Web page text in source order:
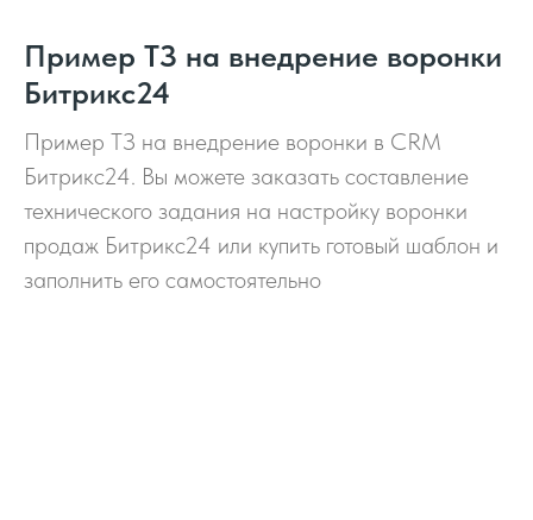
Пример ТЗ на внедрение воронки
Битрикс24
Пример ТЗ на внедрение воронки в CRM
Битрикс24. Вы можете заказать составление
технического задания на настройку воронки
продаж Битрикс24 или купить готовый шаблон и
заполнить его самостоятельно